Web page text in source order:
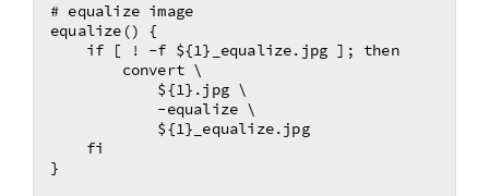
# equalize image
equalize() {
    if [ ! -f ${1}_equalize.jpg ]; then
        convert \
            ${1}.jpg \
            -equalize \
            ${1}_equalize.jpg
    fi
}